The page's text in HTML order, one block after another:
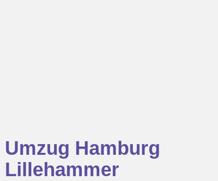
Umzug Hamburg
Lillehammer